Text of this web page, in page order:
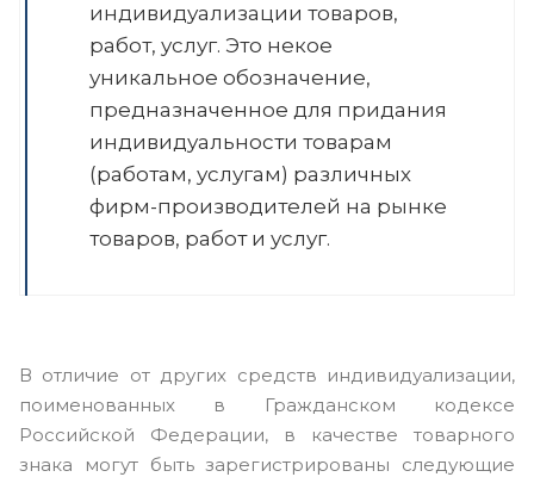
индивидуализации товаров,
работ, услуг. Это некое
уникальное обозначение,
предназначенное для придания
индивидуальности товарам
(работам, услугам) различных
фирм-производителей на рынке
товаров, работ и услуг.
В отличие от других средств индивидуализации,
поименованных в Гражданском кодексе
Российской Федерации, в качестве товарного
знака могут быть зарегистрированы следующие